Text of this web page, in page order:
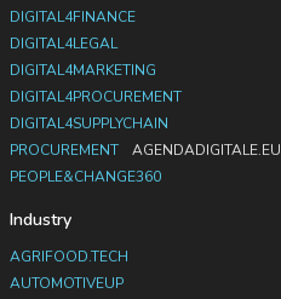
DIGITAL4FINANCE
DIGITAL4LEGAL
DIGITAL4MARKETING
DIGITAL4PROCUREMENT
DIGITAL4SUPPLYCHAIN
PROCUREMENT
AGENDADIGITALE.EU
PEOPLE&CHANGE360
Industry
AGRIFOOD.TECH
AUTOMOTIVEUP